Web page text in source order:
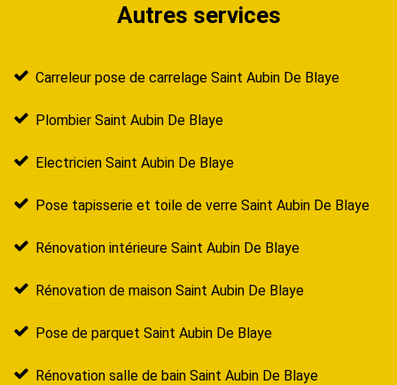
Autres services
Carreleur pose de carrelage Saint Aubin De Blaye
Plombier Saint Aubin De Blaye
Electricien Saint Aubin De Blaye
Pose tapisserie et toile de verre Saint Aubin De Blaye
Rénovation intérieure Saint Aubin De Blaye
Rénovation de maison Saint Aubin De Blaye
Pose de parquet Saint Aubin De Blaye
Rénovation salle de bain Saint Aubin De Blaye